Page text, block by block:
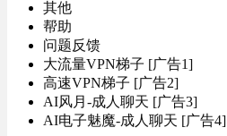
其他
帮助
问题反馈
大流量VPN梯子 [广告1]
高速VPN梯子 [广告2]
AI风月-成人聊天 [广告3]
AI电子魅魔-成人聊天 [广告4]